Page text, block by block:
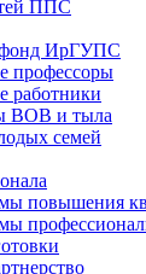
ППС
фонд ИрГУПС
профессоры
работники
ВОВ и тыла
семей
повышения